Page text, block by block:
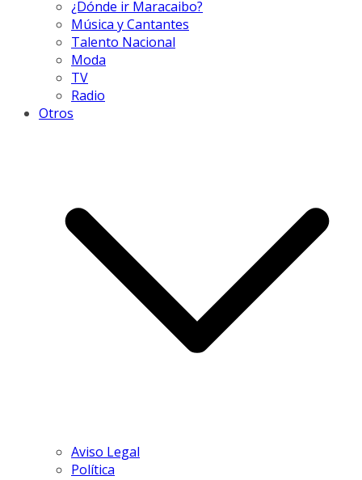
¿Dónde ir Maracaibo?
Música y Cantantes
Talento Nacional
Moda
TV
Radio
Otros
Aviso Legal
Política